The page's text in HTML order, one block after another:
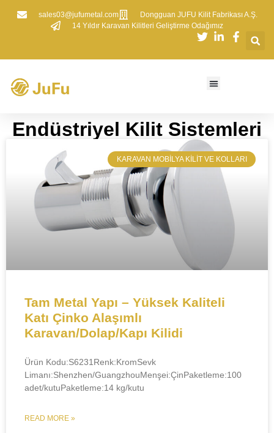
sales03@jufumetal.com
​Dongguan JUFU Kilit Fabrikası A.Ş.
​14 Yıldır Karavan Kilitleri Geliştirme Odağımız
​​Endüstriyel Kilit Sistemleri​​
​KARAVAN MOBILYA KILIT VE KOLLARI
​​Tam Metal Yapı – Yüksek Kaliteli
Katı Çinko Alaşımlı
Karavan/Dolap/Kapı Kilidi​​
Ürün Kodu:S6231​​Renk:KromSevk
Limanı:Shenzhen/Guangzhou​Menşei:ÇinPaketleme:100
adet/kutuPaketleme:14 kg/kutu
READ MORE »